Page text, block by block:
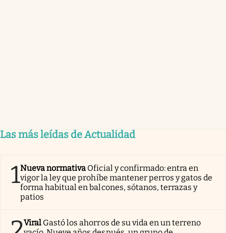
Las más leídas de Actualidad
1Nueva normativa Oficial y confirmado: entra en
vigor la ley que prohíbe mantener perros y gatos de
forma habitual en balcones, sótanos, terrazas y
patios
Viral Gastó los ahorros de su vida en un terreno